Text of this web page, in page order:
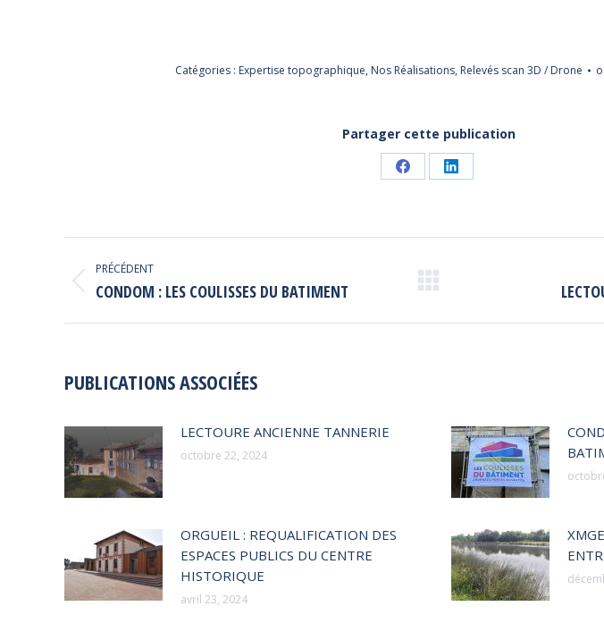
Catégories : Expertise topographique, Nos Réalisations, Relevés scan 3D / Drone
Partager cette publication
Partager
Facebook
Partager
LinkedIn
NAVIGATION
ARTICLE
PRÉCÉDENT
Article
CONDOM : LES COULISSES DU BATIMENT
PUBLICATIONS ASSOCIÉES
LECTOURE ANCIENNE TANNERIE
octobre 22, 2024
ORGUEIL : REQUALIFICATION DES
ESPACES PUBLICS DU CENTRE
HISTORIQUE
avril 23, 2024